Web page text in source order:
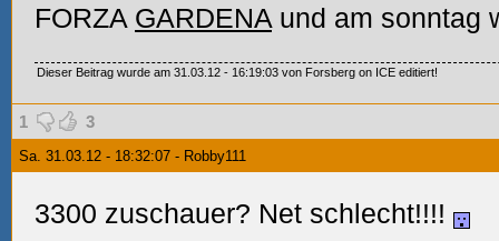
FORZA GARDENA und am sonntag
Dieser Beitrag wurde am 31.03.12 - 16:19:03 von Forsberg on ICE editiert!
1 3
Sa. 31.03.12 - 18:32:07 - Robby111
3300 zuschauer? Net schlecht!!!!